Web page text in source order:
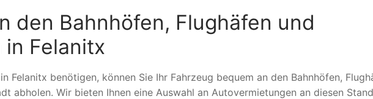
den Bahnhöfen, Flughäfen und
in Felanitx
Felanitx benötigen, können Sie Ihr Fahrzeug bequem an den Bahnhöfen,
abholen. Wir bieten Ihnen eine Auswahl an Autovermietungen an diesen